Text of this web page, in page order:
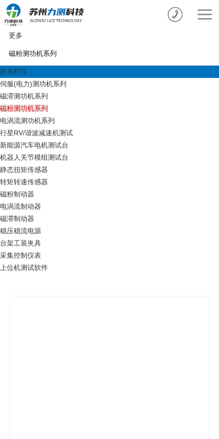
更多
磁粉测功机系列
所有栏目
伺服(电力)测功机系列
磁滞测功机系列
磁粉测功机系列
电涡流测功机系列
行星RV/谐波减速机测试
新能源汽车电机测试台
机器人关节模组测试台
静态扭矩传感器
转矩转速传感器
磁粉制动器
电涡流制动器
磁滞制动器
稳压稳流电源
台架工装夹具
采集控制仪表
上位机测试软件